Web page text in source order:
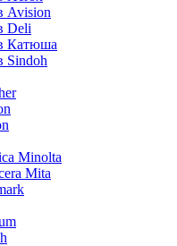
Avision
Deli
Катюша
Sindoh
Minolta
Mita